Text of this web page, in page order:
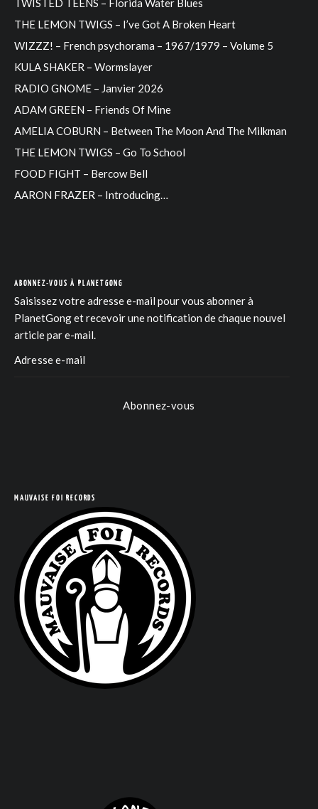
TWISTED TEENS – Florida Water Blues
THE LEMON TWIGS – I’ve Got A Broken Heart
WIZZZ! – French psychorama – 1967/1979 – Volume 5
KULA SHAKER – Wormslayer
RADIO GNOME – Janvier 2026
ADAM GREEN – Friends Of Mine
AMELIA COBURN – Between The Moon And The Milkman
THE LEMON TWIGS – Go To School
FOOD FIGHT – Bercow Bell
AARON FRAZER – Introducing…
ABONNEZ-VOUS À PLANETGONG
Saisissez votre adresse e-mail pour vous abonner à
PlanetGong et recevoir une notification de chaque nouvel
article par e-mail.
Abonnez-vous
MAUVAISE FOI RECORDS